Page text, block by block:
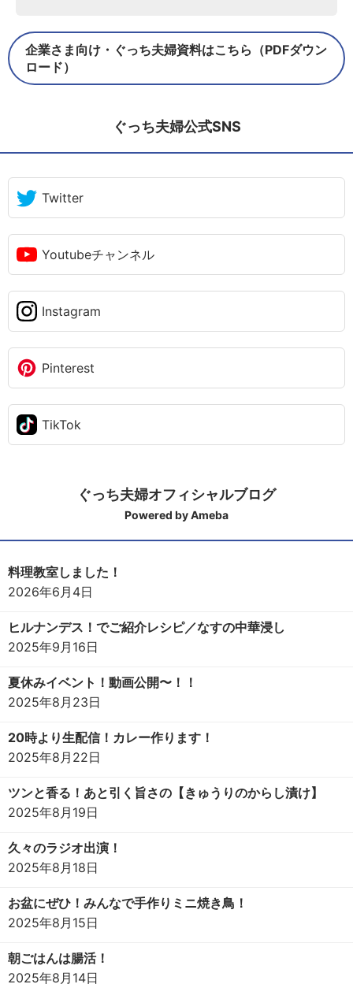
企業さま向け・ぐっち夫婦資料はこちら（PDFダウン
ロード）
ぐっち夫婦公式SNS
Twitter
Youtubeチャンネル
Instagram
Pinterest
TikTok
ぐっち夫婦オフィシャルブログ
Powered by Ameba
料理教室しました！
2026年6月4日
ヒルナンデス！でご紹介レシピ／なすの中華浸し
2025年9月16日
夏休みイベント！動画公開〜！！
2025年8月23日
20時より生配信！カレー作ります！
2025年8月22日
ツンと香る！あと引く旨さの【きゅうりのからし漬け】
2025年8月19日
久々のラジオ出演！
2025年8月18日
お盆にぜひ！みんなで手作りミニ焼き鳥！
2025年8月15日
朝ごはんは腸活！
2025年8月14日